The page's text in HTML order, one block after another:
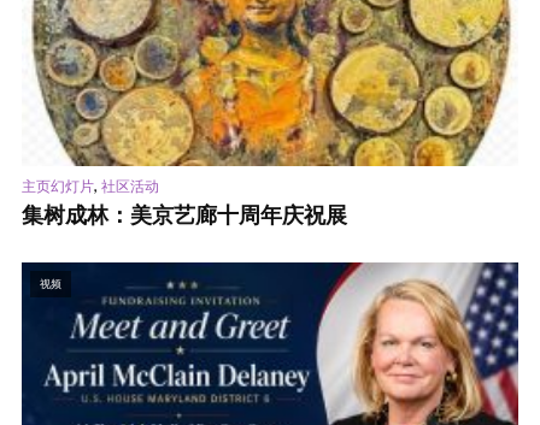
主页幻灯片, 社区活动
集树成林：美京艺廊十周年庆祝展
视频